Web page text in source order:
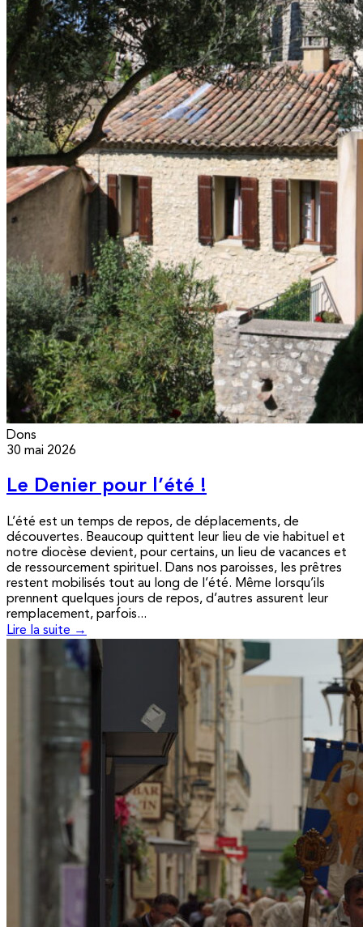
Dons
30 mai 2026
Le Denier pour l’été !
L’été est un temps de repos, de déplacements, de
découvertes. Beaucoup quittent leur lieu de vie habituel et
notre diocèse devient, pour certains, un lieu de vacances et
de ressourcement spirituel. Dans nos paroisses, les prêtres
restent mobilisés tout au long de l’été. Même lorsqu’ils
prennent quelques jours de repos, d’autres assurent leur
remplacement, parfois...
Lire la suite →